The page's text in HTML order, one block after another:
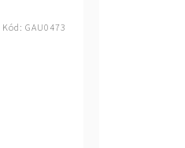
Kód: GAU0473